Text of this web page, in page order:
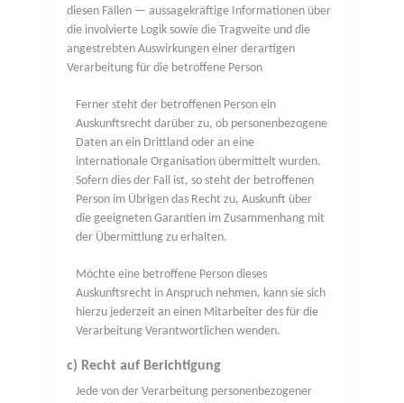
diesen Fällen — aussagekräftige Informationen über
die involvierte Logik sowie die Tragweite und die
angestrebten Auswirkungen einer derartigen
Verarbeitung für die betroffene Person
Ferner steht der betroffenen Person ein
Auskunftsrecht darüber zu, ob personenbezogene
Daten an ein Drittland oder an eine
internationale Organisation übermittelt wurden.
Sofern dies der Fall ist, so steht der betroffenen
Person im Übrigen das Recht zu, Auskunft über
die geeigneten Garantien im Zusammenhang mit
der Übermittlung zu erhalten.
Möchte eine betroffene Person dieses
Auskunftsrecht in Anspruch nehmen, kann sie sich
hierzu jederzeit an einen Mitarbeiter des für die
Verarbeitung Verantwortlichen wenden.
c) Recht auf Berichtigung
Jede von der Verarbeitung personenbezogener